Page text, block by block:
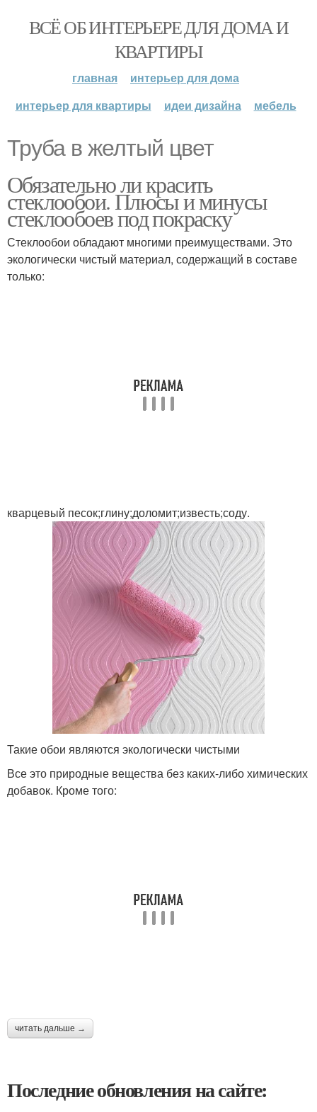
ВСЁ ОБ ИНТЕРЬЕРЕ ДЛЯ ДОМА И
КВАРТИРЫ
главная
интерьер для дома
интерьер для квартиры
идеи дизайна мебель
Труба в желтый цвет
Обязательно ли красить
стеклообои. Плюсы и минусы
стеклообоев под покраску
Стеклообои обладают многими преимуществами. Это
экологически чистый материал, содержащий в составе
только:
кварцевый песок;глину;доломит;известь;соду.
Такие обои являются экологически чистыми
Все это природные вещества без каких-либо химических
добавок. Кроме того:
читать дальше →
Последние обновления на сайте: